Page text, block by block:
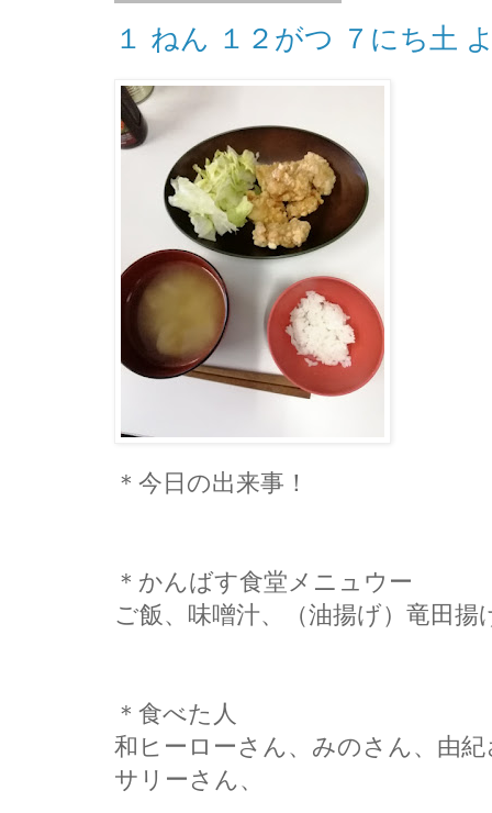
１ ねん １２がつ ７にち土
＊今日の出来事！
＊かんばす食堂メニュウー
ご飯、味噌汁、（油揚げ）竜田揚
＊食べた人
和ヒーローさん、みのさん、由
サリーさん、